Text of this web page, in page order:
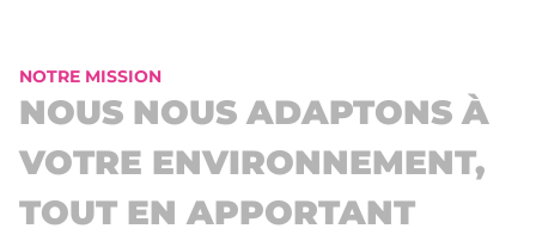
NOTRE MISSION
NOUS NOUS ADAPTONS À
VOTRE ENVIRONNEMENT,
TOUT EN APPORTANT